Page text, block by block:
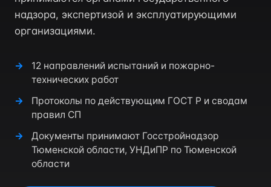
надзора, экспертизой и эксплуатирующими
организациями.
12 направлений испытаний и пожарно-
технических работ
Протоколы по действующим ГОСТ Р и сводам
правил СП
Документы принимают Госстройнадзор
Тюменской области, УНДиПР по Тюменской
области